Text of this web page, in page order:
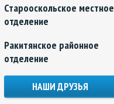
Старооскольское местное
отделение
Ракитянское районное
отделение
НАШИ ДРУЗЬЯ